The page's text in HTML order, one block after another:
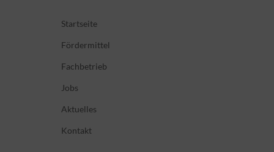
Startseite
Fördermittel
Fachbetrieb
Jobs
Aktuelles
Kontakt